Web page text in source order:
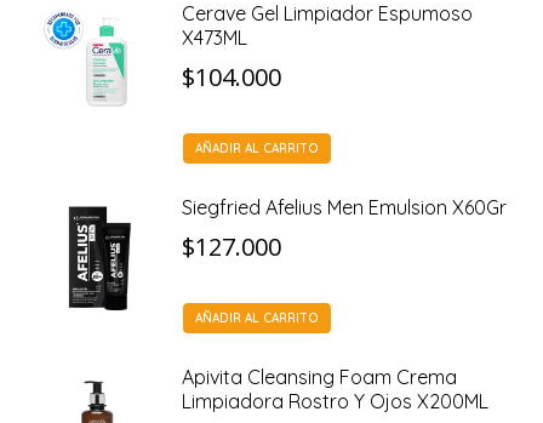
Cerave Gel Limpiador Espumoso
X473ML
$104.000
AÑADIR AL CARRITO
Siegfried Afelius Men Emulsion X60Gr
$127.000
AÑADIR AL CARRITO
Apivita Cleansing Foam Crema
Limpiadora Rostro Y Ojos X200ML